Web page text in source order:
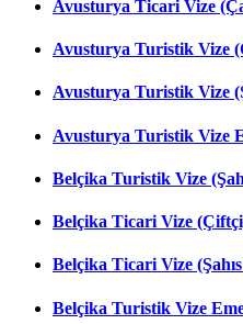
Avusturya Ticari Vize
Avusturya Turistik Vize
Avusturya Turistik Vize
Avusturya Turistik Vize
Belçika Turistik Vize
Belçika Ticari Vize
Belçika Ticari Vize
Belçika Turistik Vize